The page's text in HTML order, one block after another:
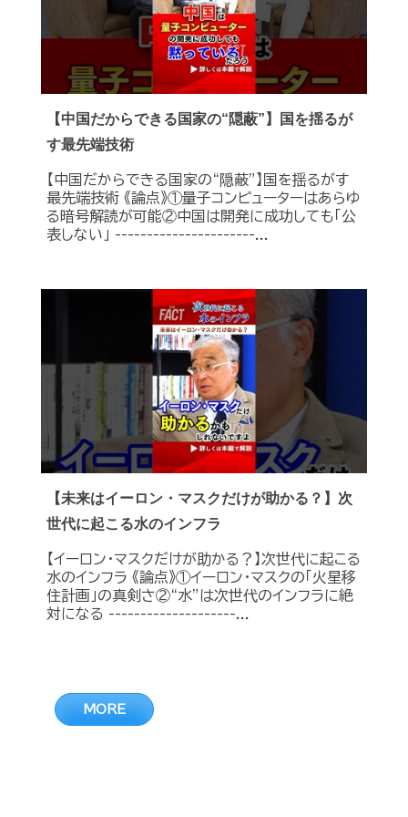
【中国だからできる国家の“隠蔽”】国を揺るが
す最先端技術
【中国だからできる国家の“隠蔽”】国を揺るがす
最先端技術 《論点》①量子コンピューターはあらゆ
る暗号解読が可能②中国は開発に成功しても「公
表しない」 ----------------------...
【未来はイーロン・マスクだけが助かる？】次
世代に起こる水のインフラ
【イーロン・マスクだけが助かる？】次世代に起こる
水のインフラ 《論点》①イーロン・マスクの「火星移
住計画」の真剣さ②“水”は次世代のインフラに絶
対になる --------------------...
MORE